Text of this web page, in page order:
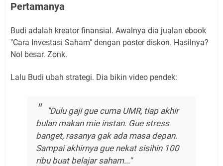
Pertamanya
Budi adalah kreator finansial. Awalnya dia jualan ebook
"Cara Investasi Saham" dengan poster diskon. Hasilnya?
Nol besar. Zonk.
Lalu Budi ubah strategi. Dia bikin video pendek:
"Dulu gaji gue cuma UMR, tiap akhir
bulan makan mie instan. Gue stress
banget, rasanya gak ada masa depan.
Sampai akhirnya gue nekat sisihin 100
ribu buat belajar saham..."